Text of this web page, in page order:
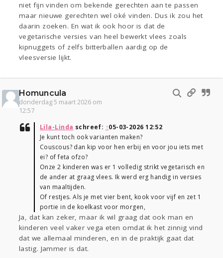
niet fijn vinden om bekende gerechten aan te passen
maar nieuwe gerechten wel oké vinden. Dus ik zou het
daarin zoeken. En wat ik ook hoor is dat de
vegetarische versies van heel bewerkt vlees zoals
kipnuggets of zelfs bitterballen aardig op de
vleesversie lijkt.
Homuncula
donderdag 5 maart 2026 om
12:57
Lila-Linda schreef: ↑05-03-2026 12:52
Je kunt toch ook varianten maken?
Couscous? dan kip voor hen erbij en voor jou iets met
ei? of feta ofzo?
Onze 2 kinderen was er 1 volledig strikt vegetarisch en
de ander at graag vlees. Ik werd erg handig in versies
van maaltijden.
Of restjes. Als je met vier bent, kook voor vijf en zet 1
portie in de koelkast voor morgen,
Ja, dat kan zeker, maar ik wil graag dat ook man en
kinderen veel vaker vega eten omdat ik het zinnig vind
dat we allemaal minderen, en in de praktijk gaat dat
lastig. Jammer is dat.